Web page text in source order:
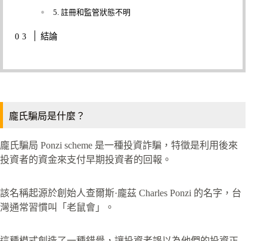
5. 註冊和監管狀態不明
結論
龐氏騙局是什麼？
龐氏騙局 Ponzi scheme 是一種投資詐騙，特徵是利用後來
投資者的資金來支付早期投資者的回報。
該名稱起源於創始人查爾斯·龐茲 Charles Ponzi 的名字，台
灣通常習慣叫「老鼠會」。